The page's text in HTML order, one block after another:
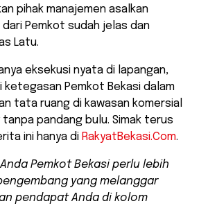
pihak manajemen asalkan
Pemkot sudah jelas dan
Latu.
eksekusi nyata di lapangan,
ketegasan Pemkot Bekasi dalam
tata ruang di kawasan komersial
tanpa pandang bulu. Simak terus
ini hanya di RakyatBekasi.Com.
Pemkot Bekasi perlu lebih
yang melanggar
pendapat Anda di kolom